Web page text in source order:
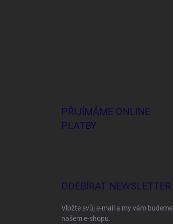
PŘIJÍMÁME ONLINE
PLATBY
ODEBÍRAT NEWSLETTER
Vložte svůj e-mail a my vám
našem e-shopu.